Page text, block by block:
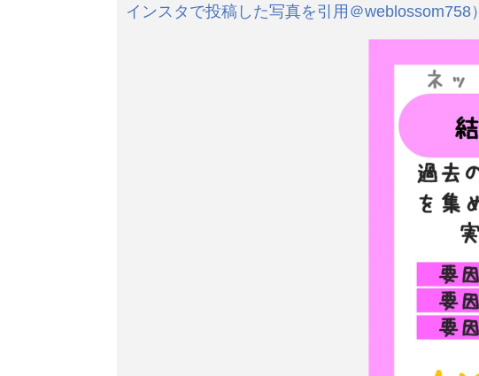
インスタで投稿した写真を引用＠weblossom758）